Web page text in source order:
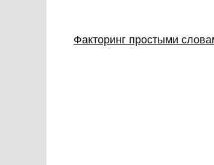
Факторинг простыми